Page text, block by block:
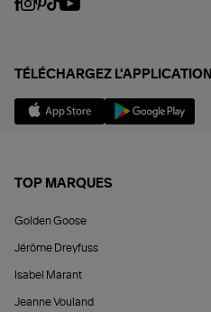
TÉLÉCHARGEZ L'APPLICATION
TOP MARQUES
Golden Goose
Jérôme Dreyfuss
Isabel Marant
Jeanne Vouland